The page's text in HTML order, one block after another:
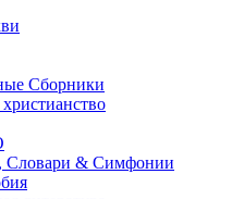
Сборники
Словари & Симфонии